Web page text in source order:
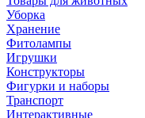
Уборка
Хранение
Фитолампы
Игрушки
Конструкторы
Фигурки и наборы
Транспорт
Интерактивные